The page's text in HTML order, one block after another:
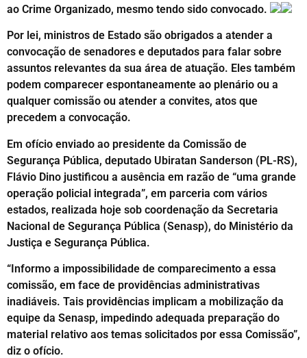
ao Crime Organizado, mesmo tendo sido convocado.
Por lei, ministros de Estado são obrigados a atender a
convocação de senadores e deputados para falar sobre
assuntos relevantes da sua área de atuação. Eles também
podem comparecer espontaneamente ao plenário ou a
qualquer comissão ou atender a convites, atos que
precedem a convocação.
Em ofício enviado ao presidente da Comissão de
Segurança Pública, deputado Ubiratan Sanderson (PL-RS),
Flávio Dino justificou a ausência em razão de “uma grande
operação policial integrada”, em parceria com vários
estados, realizada hoje sob coordenação da Secretaria
Nacional de Segurança Pública (Senasp), do Ministério da
Justiça e Segurança Pública.
“Informo a impossibilidade de comparecimento a essa
comissão, em face de providências administrativas
inadiáveis. Tais providências implicam a mobilização da
equipe da Senasp, impedindo adequada preparação do
material relativo aos temas solicitados por essa Comissão”,
diz o ofício.